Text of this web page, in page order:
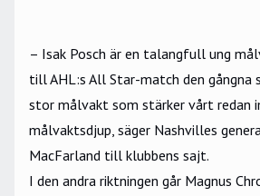
– Isak Posch är en talangfull ung
till AHL:s All Star-match den gångna
stor målvakt som stärker vårt redan
målvaktsdjup, säger Nashvilles
MacFarland till klubbens sajt.
I den andra riktningen går Magnus